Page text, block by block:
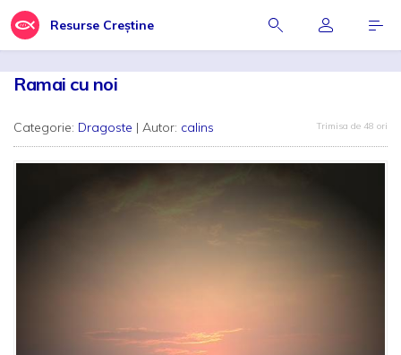
Resurse Creștine
Ramai cu noi
Categorie: Dragoste | Autor: calins Trimisa de 48 ori